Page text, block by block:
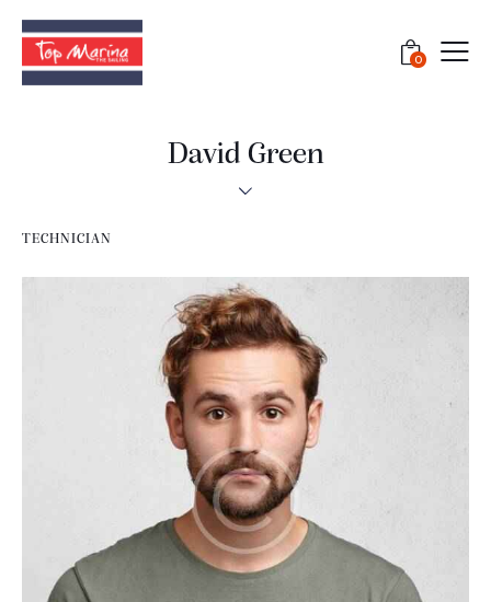
0
David Green
TECHNICIAN